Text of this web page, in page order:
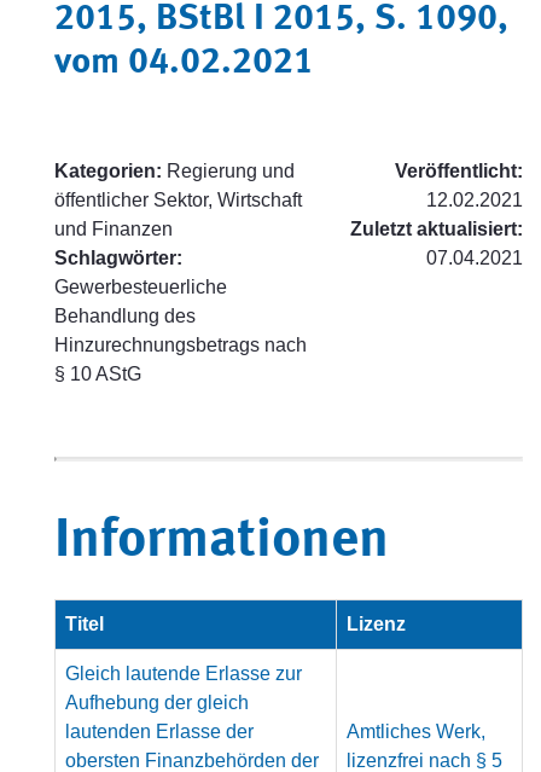
2015, BStBl I 2015, S. 1090,
vom 04.02.2021
Kategorien: Regierung und
öffentlicher Sektor, Wirtschaft
und Finanzen
Schlagwörter:
Gewerbesteuerliche
Behandlung des
Hinzurechnungsbetrags nach
§ 10 AStG
Veröffentlicht:
12.02.2021
Zuletzt aktualisiert:
07.04.2021
Informationen
Titel Lizenz
Gleich lautende Erlasse zur
Aufhebung der gleich
lautenden Erlasse der
obersten Finanzbehörden der
Amtliches Werk,
lizenzfrei nach § 5